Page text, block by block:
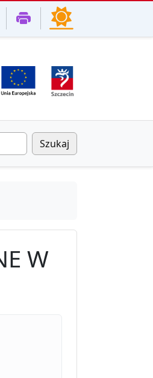
Szukaj
W